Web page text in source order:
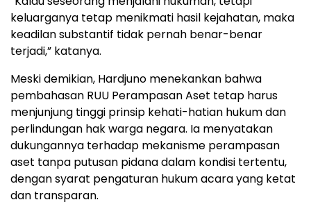
keluarganya tetap menikmati hasil kejahatan, maka
keadilan substantif tidak pernah benar-benar
terjadi,” katanya.
Meski demikian, Hardjuno menekankan bahwa
pembahasan RUU Perampasan Aset tetap harus
menjunjung tinggi prinsip kehati-hatian hukum dan
perlindungan hak warga negara. Ia menyatakan
dukungannya terhadap mekanisme perampasan
aset tanpa putusan pidana dalam kondisi tertentu,
dengan syarat pengaturan hukum acara yang ketat
dan transparan.